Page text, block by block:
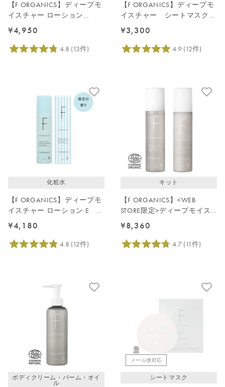
【F ORGANICS】ディープモ
イスチャー ローション
200mL（大容量）
¥4,950
【F ORGANICS】ディープモ
イスチャー シートマスク
4枚入
¥3,300
化粧水
【F ORGANICS】ディープモ
イスチャー ローション E レ
イユールデルブの香り
¥4,180
キット
【F ORGANICS】<WEB
STORE限定>ディープモイス
チャーケアキット
¥8,360
ボディクリーム・バーム・オイ
ル
メール便対応
シートマスク